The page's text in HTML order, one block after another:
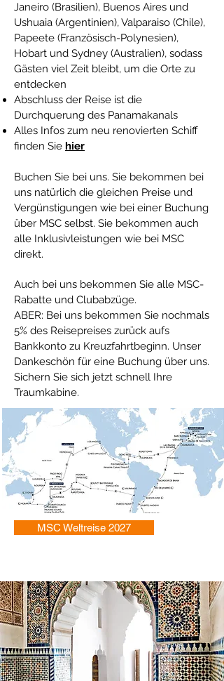
Janeiro (Brasilien), Buenos Aires und
Ushuaia (Argentinien), Valparaiso (Chile),
Papeete (Französisch-Polynesien),
Hobart und Sydney (Australien), sodass
Gästen viel Zeit bleibt, um die Orte zu
entdecken
Abschluss der Reise ist die
Durchquerung des Panamakanals
Alles Infos zum neu renovierten Schiff
finden Sie hier
Buchen Sie bei uns. Sie bekommen bei
uns natürlich die gleichen Preise und
Vergünstigungen wie bei einer Buchung
über MSC selbst. Sie bekommen auch
alle Inklusivleistungen wie bei MSC
direkt.
Auch bei uns bekommen Sie alle MSC-
Rabatte und Clubabzüge.
ABER: Bei uns bekommen Sie nochmals
5% des Reisepreises zurück aufs
Bankkonto zu Kreuzfahrtbeginn. Unser
Dankeschön für eine Buchung über uns.
Sichern Sie sich jetzt schnell Ihre
Traumkabine.
MSC Weltreise 2027